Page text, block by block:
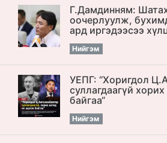
Г.Дамдинням:
оочерлуулж,
ард иргэдээсээ
Нийгэм
УЕПГ: “Хоригдол
cуллагдаагүй
байгаа“
Нийгэм